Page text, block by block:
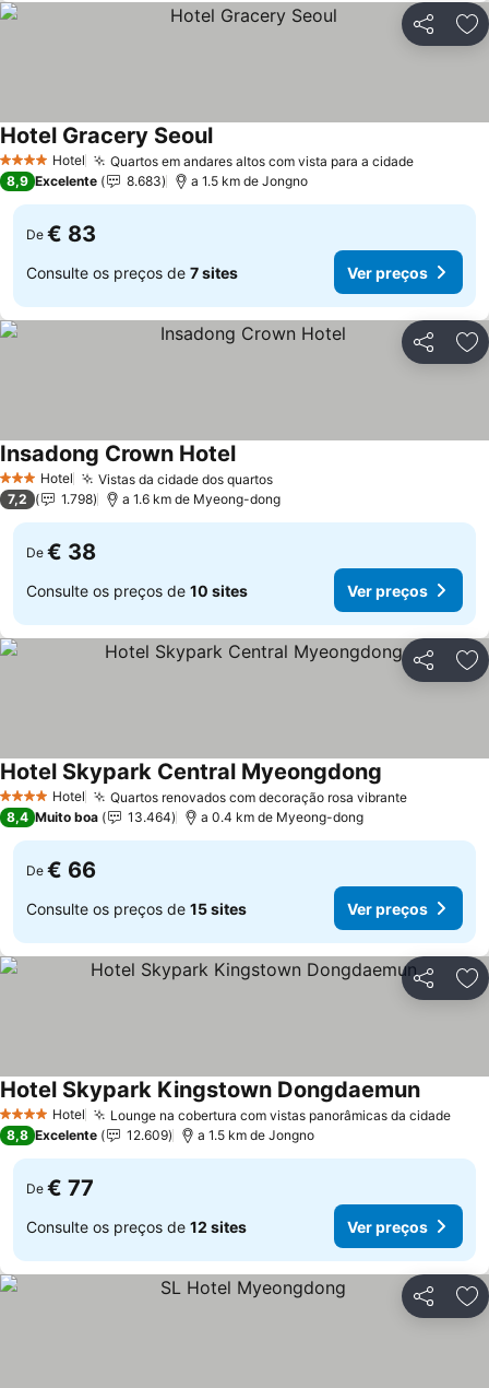
Partilhar
4 EstrelasHotel Quartos em andares altos com vista para a cidadeVer
Hotel Gracery SeoulVer preços
8,9 Excelente 8.683 a 1.5 km de Jongno
De € 83
Consulte os preços de 7 sites Ver preços
Partilhar
3 EstrelasHotel Vistas da cidade dos quartosVer preços
Insadong Crown HotelVer preços
7,2 1.798 a 1.6 km de Myeong-dong
De € 38
Consulte os preços de 10 sites Ver preços
Partilhar
4 EstrelasHotel Quartos renovados com decoração rosa vibranteVer
Hotel Skypark Central Myeongdong
8,4 Muito boa 13.464 a 0.4 km de Myeong-dong
De € 66
Consulte os preços de 15 sites Ver preços
Partilhar
4 EstrelasHotel Lounge na cobertura com vistas panorâmicas da cidadeVer
Hotel Skypark Kingstown DongdaemunVer
8,8 Excelente 12.609 a 1.5 km de Jongno
De € 77
Consulte os preços de 12 sites Ver preços
Partilhar